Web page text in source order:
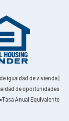
igualdad de vivienda |
de oportunidades
Anual Equivalente